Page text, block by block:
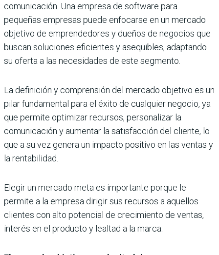
comunicación. Una empresa de software para
pequeñas empresas puede enfocarse en un mercado
objetivo de emprendedores y dueños de negocios que
buscan soluciones eficientes y asequibles, adaptando
su oferta a las necesidades de este segmento.
La definición y comprensión del mercado objetivo es un
pilar fundamental para el éxito de cualquier negocio, ya
que permite optimizar recursos, personalizar la
comunicación y aumentar la satisfacción del cliente, lo
que a su vez genera un impacto positivo en las ventas y
la rentabilidad.
Elegir un mercado meta es importante porque le
permite a la empresa dirigir sus recursos a aquellos
clientes con alto potencial de crecimiento de ventas,
interés en el producto y lealtad a la marca.